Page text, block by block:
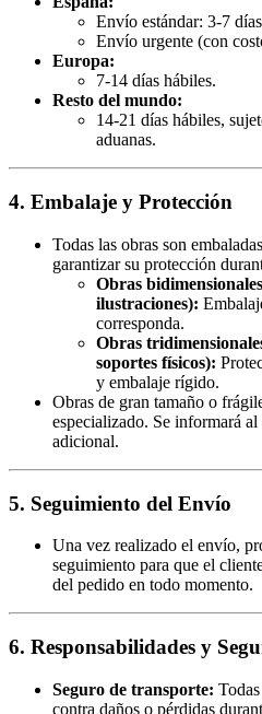
Envío estándar: 3-7
Envío urgente (con
Europa:
7-14 días hábiles.
Resto del mundo:
14-21 días hábiles,
aduanas.
4. Embalaje y Protección
Todas las obras son
garantizar su protección
Obras
ilustraciones):
corresponda.
Obras
soportes físicos):
y embalaje rígido.
Obras de gran tamaño o
especializado. Se informará
adicional.
5. Seguimiento del Envío
Una vez realizado el envío,
seguimiento para que el
del pedido en todo momento.
6. Responsabilidades y
Seguro de transporte:
contra daños o pérdidas